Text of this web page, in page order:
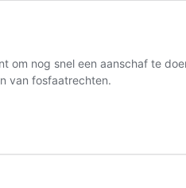
om nog snel een aanschaf te
van fosfaatrechten.